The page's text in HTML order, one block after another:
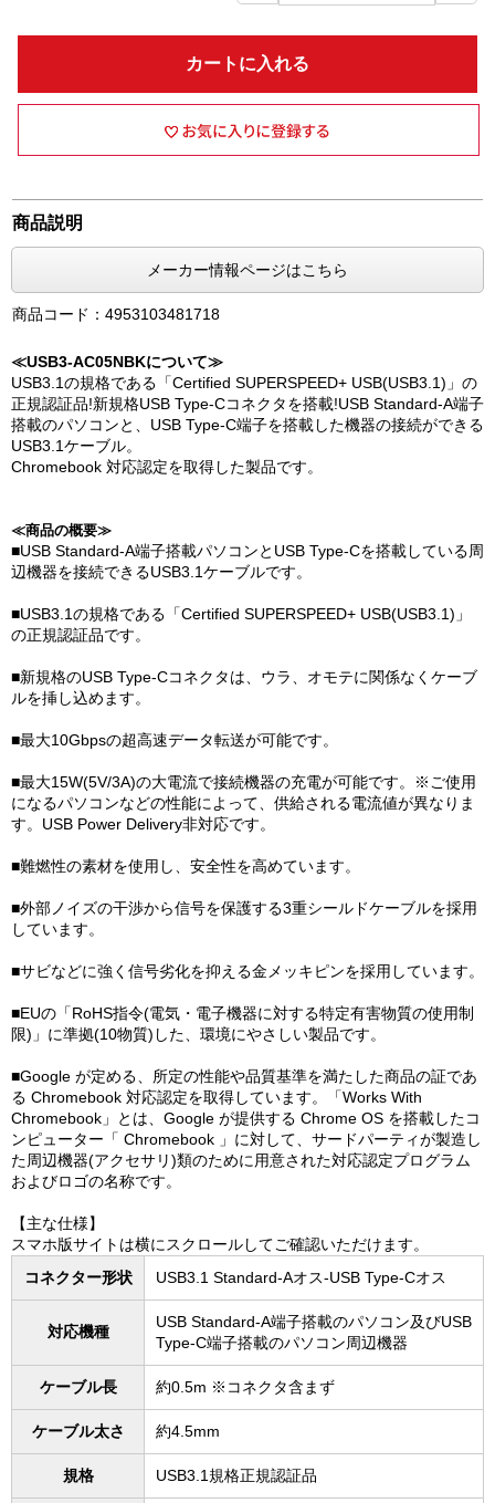
カートに入れる
商品説明
メーカー情報ページはこちら
商品コード：4953103481718
≪USB3-AC05NBKについて≫
USB3.1の規格である「Certified SUPERSPEED+ USB(USB3.1)」の
正規認証品!新規格USB Type-Cコネクタを搭載!USB Standard-A端子
搭載のパソコンと、USB Type-C端子を搭載した機器の接続ができる
USB3.1ケーブル。
Chromebook 対応認定を取得した製品です。
≪商品の概要≫
■USB Standard-A端子搭載パソコンとUSB Type-Cを搭載している周
辺機器を接続できるUSB3.1ケーブルです。
■USB3.1の規格である「Certified SUPERSPEED+ USB(USB3.1)」
の正規認証品です。
■新規格のUSB Type-Cコネクタは、ウラ、オモテに関係なくケーブ
ルを挿し込めます。
■最大10Gbpsの超高速データ転送が可能です。
■最大15W(5V/3A)の大電流で接続機器の充電が可能です。※ご使用
になるパソコンなどの性能によって、供給される電流値が異なりま
す。USB Power Delivery非対応です。
■難燃性の素材を使用し、安全性を高めています。
■外部ノイズの干渉から信号を保護する3重シールドケーブルを採用
しています。
■サビなどに強く信号劣化を抑える金メッキピンを採用しています。
■EUの「RoHS指令(電気・電子機器に対する特定有害物質の使用制
限)」に準拠(10物質)した、環境にやさしい製品です。
■Google が定める、所定の性能や品質基準を満たした商品の証であ
る Chromebook 対応認定を取得しています。「Works With
Chromebook」とは、Google が提供する Chrome OS を搭載したコ
ンピューター「 Chromebook 」に対して、サードパーティが製造し
た周辺機器(アクセサリ)類のために用意された対応認定プログラム
およびロゴの名称です。
【主な仕様】
スマホ版サイトは横にスクロールしてご確認いただけます。
コネクター形状
USB3.1 Standard-Aオス-USB Type-Cオス
対応機種
USB Standard-A端子搭載のパソコン及びUSB
Type-C端子搭載のパソコン周辺機器
ケーブル長 約0.5m ※コネクタ含まず
ケーブル太さ 約4.5mm
規格 USB3.1規格正規認証品